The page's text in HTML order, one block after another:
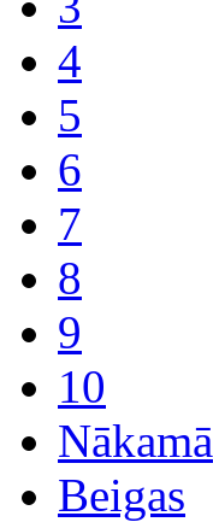
4
5
6
7
8
9
10
Nākamā
Beigas